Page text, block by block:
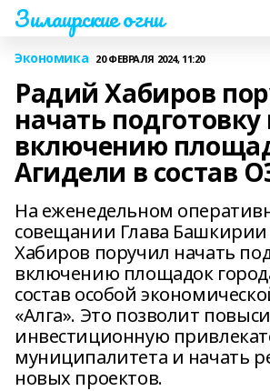
Зилаирские огни
Экономика 20 ФЕВРАЛЯ 2024, 11:20
Радий Хабиров
начать подготовку
включению
Агидели в состав
На еженедельном
совещании Глава
Хабиров поручил начать
включению площадок
состав особой
«Алга». Это позволит
инвестиционную
муниципалитета и начать
новых проектов.